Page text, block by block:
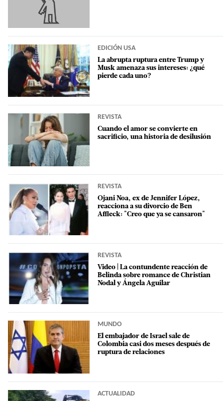
EDICIÓN USA
La abrupta ruptura entre Trump y
Musk amenaza sus intereses: ¿qué
pierde cada uno?
REVISTA
Cuando el amor se convierte en
sacrificio, una historia de desilusión
REVISTA
Ojani Noa, ex de Jennifer López,
reacciona a su divorcio de Ben
Affleck: "Creo que ya se cansaron"
REVISTA
Video | La contundente reacción de
Belinda sobre romance de Christian
Nodal y Ángela Aguilar
MUNDO
El embajador de Israel sale de
Colombia casi dos meses después de
ruptura de relaciones
ACTUALIDAD